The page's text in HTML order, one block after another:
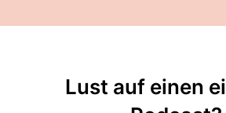
Lust auf einen